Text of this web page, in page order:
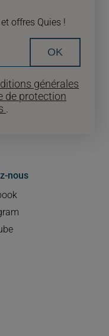
nous
offres Quies !
OK
générales
de protection
.